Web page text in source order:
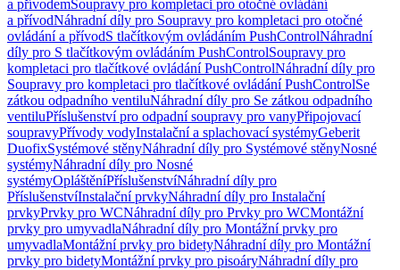
a přívodemSoupravy pro kompletaci pro otočné ovládání
a přívodNáhradní díly pro Soupravy pro kompletaci pro otočné
ovládání a přívodS tlačítkovým ovládáním PushControlNáhradní
díly pro S tlačítkovým ovládáním PushControlSoupravy pro
kompletaci pro tlačítkové ovládání PushControlNáhradní díly pro
Soupravy pro kompletaci pro tlačítkové ovládání PushControlSe
zátkou odpadního ventiluNáhradní díly pro Se zátkou odpadního
ventiluPříslušenství pro odpadní soupravy pro vanyPřipojovací
soupravyPřívody vodyInstalační a splachovací systémyGeberit
DuofixSystémové stěnyNáhradní díly pro Systémové stěnyNosné
systémyNáhradní díly pro Nosné
systémyOpláštěníPříslušenstvíNáhradní díly pro
PříslušenstvíInstalační prvkyNáhradní díly pro Instalační
prvkyPrvky pro WCNáhradní díly pro Prvky pro WCMontážní
prvky pro umyvadlaNáhradní díly pro Montážní prvky pro
umyvadlaMontážní prvky pro bidetyNáhradní díly pro Montážní
prvky pro bidetyMontážní prvky pro pisoáryNáhradní díly pro